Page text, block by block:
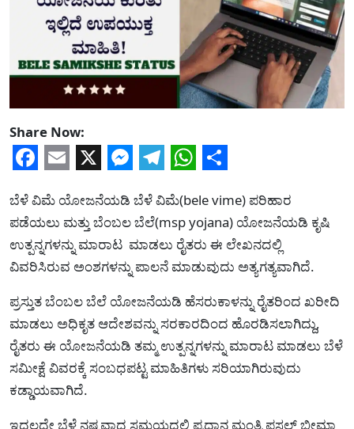
Share Now:
Facebook
Email
X Messenger
Telegram
WhatsApp
Share
ಬೆಳೆ ವಿಮೆ ಯೋಜನೆಯಡಿ ಬೆಳೆ ವಿಮೆ(bele vime) ಪರಿಹಾರ‍
ಪಡೆಯಲು ಮತ್ತು ಬೆಂಬಲ ಬೆಲೆ(msp yojana) ಯೋಜನೆಯಡಿ ಕೃಷಿ
ಉತ್ಪನ್ನಗಳನ್ನು ಮಾರಾಟ ಮಾಡಲು ರೈತರು ಈ ಲೇಖನದಲ್ಲಿ
ವಿವರಿಸಿರುವ ಅಂಶಗಳನ್ನು ಪಾಲನೆ ಮಾಡುವುದು ಅತ್ಯಗತ್ಯವಾಗಿದೆ.
ಪ್ರಸ್ತುತ ಬೆಂಬಲ ಬೆಲೆ ಯೋಜನೆಯಡಿ ಹೆಸರುಕಾಳನ್ನು ರೈತರಿಂದ ಖರೀದಿ
ಮಾಡಲು ಅಧಿಕೃತ ಆದೇಶವನ್ನು ಸರಕಾರದಿಂದ ಹೊರಡಿಸಲಾಗಿದ್ದು,
ರೈತರು ಈ ಯೋಜನೆಯಡಿ ತಮ್ಮ ಉತ್ಪನ್ನಗಳನ್ನು ಮಾರಾಟ ಮಾಡಲು ಬೆಳೆ
ಸಮೀಕ್ಷೆ ವಿವರಕ್ಕೆ ಸಂಬಧಪಟ್ಟ ಮಾಹಿತಿಗಳು ಸರಿಯಾಗಿರುವುದು
ಕಡ್ಡಾಯವಾಗಿದೆ.
ಇದಲ್ಲದೇ ಬೆಳೆ ನಷ್ಟವಾದ ಸಮಯದಲ್ಲಿ ಪ್ರಧಾನ ಮಂತ್ರಿ ಫಸಲ್ ಭೀಮಾ